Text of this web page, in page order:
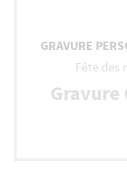
GRAVURE
Fête des
Gravure